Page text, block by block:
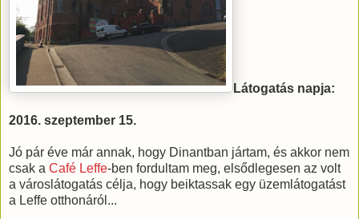
Látogatás napja:
2016. szeptember 15.
Jó pár éve már annak, hogy Dinantban jártam, és akkor nem
csak a Café Leffe-ben fordultam meg, elsődlegesen az volt
a városlátogatás célja, hogy beiktassak egy üzemlátogatást
a Leffe otthonáról...